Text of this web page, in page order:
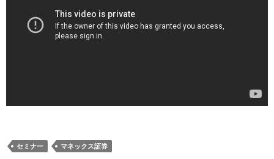
セミナー マネックス証券